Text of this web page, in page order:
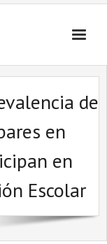
de
en
en
Escolar